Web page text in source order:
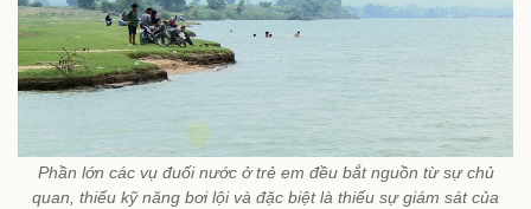
Phần lớn các vụ đuối nước ở trẻ em đều bắt nguồn từ sự chủ
quan, thiếu kỹ năng bơi lội và đặc biệt là thiếu sự giám sát của